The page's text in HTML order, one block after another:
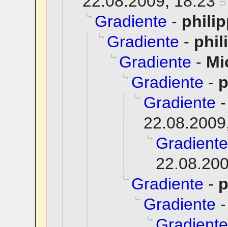
Gradiente -
Gradiente -
Gradiente -
Gradiente -
Gradiente
Gradiente
Gradiente -
Gradiente